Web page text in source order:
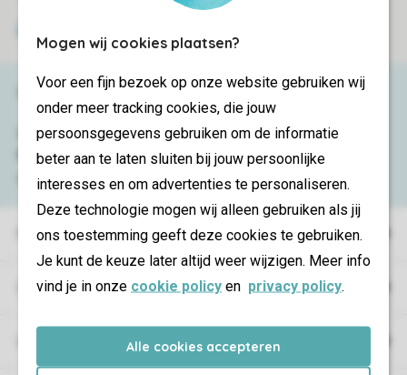
Mogen wij cookies plaatsen?
Voor een fijn bezoek op onze website gebruiken wij
onder meer tracking cookies, die jouw
persoonsgegevens gebruiken om de informatie
beter aan te laten sluiten bij jouw persoonlijke
interesses en om advertenties te personaliseren.
Deze technologie mogen wij alleen gebruiken als jij
ons toestemming geeft deze cookies te gebruiken.
Je kunt de keuze later altijd weer wijzigen. Meer info
vind je in onze cookie policy en privacy policy.
Alle cookies accepteren
Ferienparks
Campings
Haben Sie Fragen?
Schauen Sie sich diehäufig gestellten
Fragenan oder kontaktieren Sie
unser